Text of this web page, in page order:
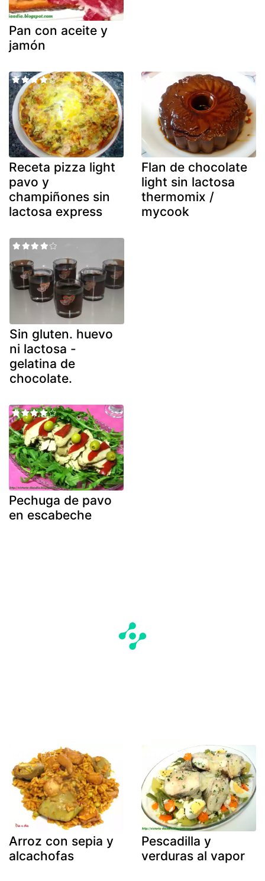
Pan con aceite y
jamón
Receta pizza light
pavo y
champiñones sin
lactosa express
Flan de chocolate
light sin lactosa
thermomix /
mycook
Sin gluten. huevo
ni lactosa -
gelatina de
chocolate.
Pechuga de pavo
en escabeche
Arroz con sepia y
alcachofas
Pescadilla y
verduras al vapor